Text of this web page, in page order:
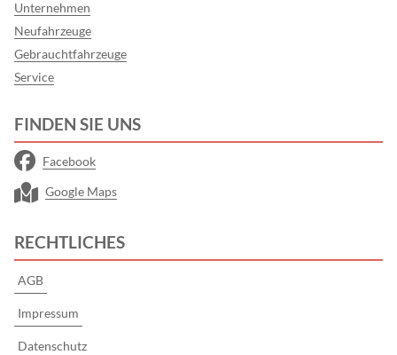
Unternehmen
Neufahrzeuge
Gebrauchtfahrzeuge
Service
FINDEN SIE UNS
Facebook
Google Maps
RECHTLICHES
AGB
Impressum
Datenschutz